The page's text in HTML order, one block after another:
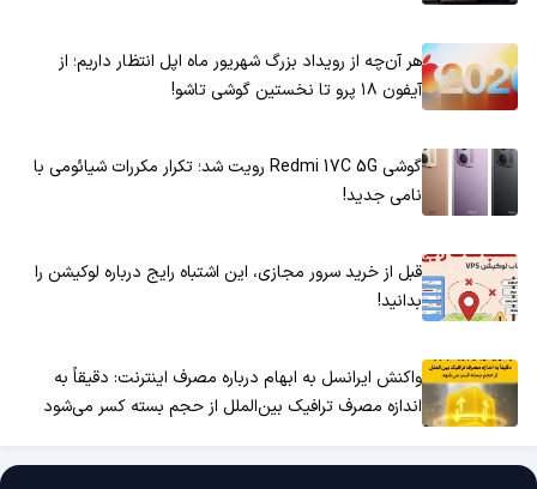
هر آن‌چه از رویداد بزرگ شهریور ماه اپل انتظار داریم؛ از
آیفون ۱۸ پرو تا نخستین گوشی تاشو!
گوشی Redmi 17C 5G رویت شد؛ تکرار مکررات شیائومی با
نامی جدید!
قبل از خرید سرور مجازی، این اشتباه رایج درباره لوکیشن را
بدانید!
واکنش ایرانسل به ابهام درباره مصرف اینترنت: دقیقاً به
اندازه مصرف ترافیک بین‌الملل از حجم بسته کسر می‌شود